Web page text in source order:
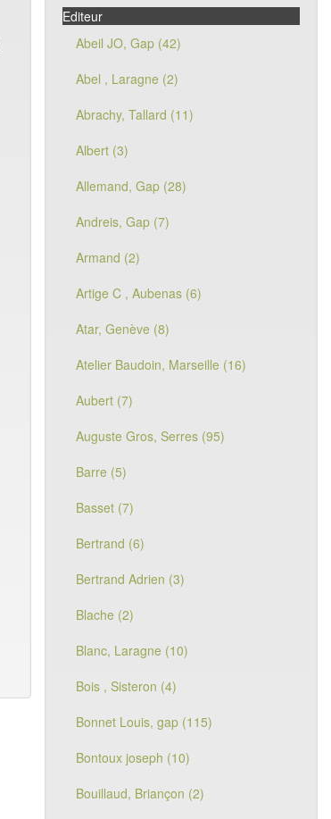
Editeur
Abeil JO, Gap (42)
Abel , Laragne (2)
Abrachy, Tallard (11)
Albert (3)
Allemand, Gap (28)
Andreis, Gap (7)
Armand (2)
Artige C , Aubenas (6)
Atar, Genève (8)
Atelier Baudoin, Marseille (16)
Aubert (7)
Auguste Gros, Serres (95)
Barre (5)
Basset (7)
Bertrand (6)
Bertrand Adrien (3)
Blache (2)
Blanc, Laragne (10)
Bois , Sisteron (4)
Bonnet Louis, gap (115)
Bontoux joseph (10)
Bouillaud, Briançon (2)